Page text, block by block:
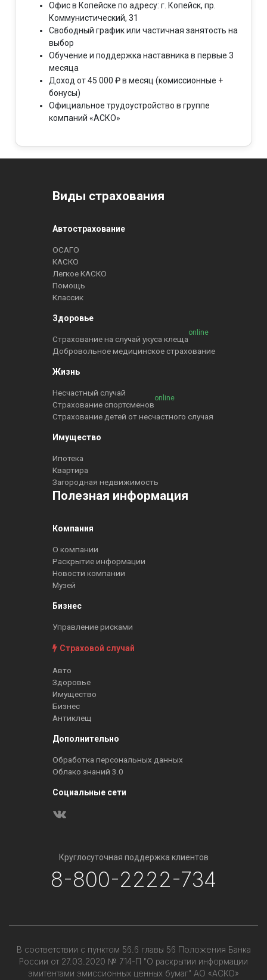
Офис в Копейске по адресу: г. Копейск, пр.
Коммунистический, 31
Свободный график или частичная занятость на
выбор
Обучение и поддержка наставника в первые 3
месяца
Доход от 45 000 ₽ в месяц (комиссионные +
бонусы)
Официальное трудоустройство в группе
компаний «АСКО»
Виды страхования
Автострахование
ОСАГО
КАСКО
Легкое КАСКО
Помощь
Классик
Здоровье
Страхование на случай укуса клеща
online
Добровольное медицинское страхование
Жизнь
Несчастный случай
Страхование спортсменов
online
Страхование детей от несчастного случая
Имущество
Ипотека
Квартира
Загородная недвижимость
Полезная информация
Компания
О компании
Раскрытие информации
Новости компании
Музей
Бизнес
Управление рисками
Страховой случай
Авто
Здоровье
Имущество
Бизнес
Антиклещ
Дополнительно
Обработка персональных данных
Облако знаний 3.0
Социальные сети
Круглосуточная поддержка клиентов
8-800-2222-734
В соответствии с пунктом 56.6 главы 56 Положения Банка
России от 27.03.2020 № 714-П "О раскрытии информации
эмитентами эмиссионных ценных бумаг" АО «АСКО»